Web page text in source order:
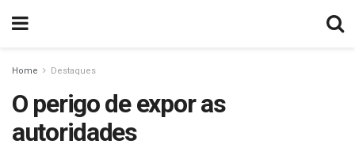
Home Destaques
O perigo de expor as
autoridades